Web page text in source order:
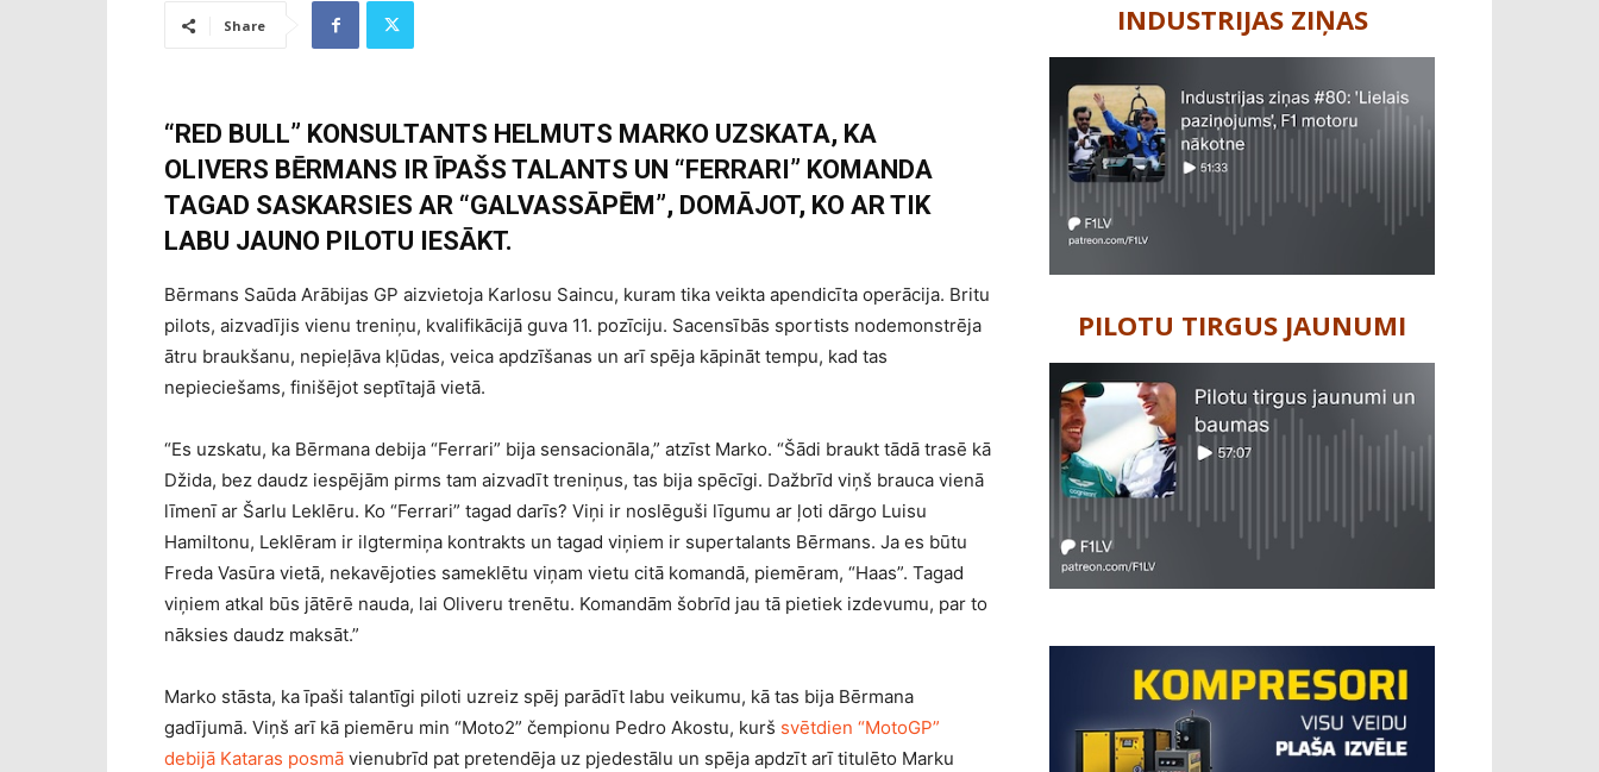
Share
“RED BULL” KONSULTANTS HELMUTS MARKO UZSKATA, KA
OLIVERS BĒRMANS IR ĪPAŠS TALANTS UN “FERRARI” KOMANDA
TAGAD SASKARSIES AR “GALVASSĀPĒM”, DOMĀJOT, KO AR TIK
LABU JAUNO PILOTU IESĀKT.
Bērmans Saūda Arābijas GP aizvietoja Karlosu Saincu, kuram tika veikta apendicīta operācija. Britu
pilots, aizvadījis vienu treniņu, kvalifikācijā guva 11. pozīciju. Sacensībās sportists nodemonstrēja
ātru braukšanu, nepieļāva kļūdas, veica apdzīšanas un arī spēja kāpināt tempu, kad tas
nepieciešams, finišējot septītajā vietā.
“Es uzskatu, ka Bērmana debija “Ferrari” bija sensacionāla,” atzīst Marko. “Šādi braukt tādā trasē kā
Džida, bez daudz iespējām pirms tam aizvadīt treniņus, tas bija spēcīgi. Dažbrīd viņš brauca vienā
līmenī ar Šarlu Leklēru. Ko “Ferrari” tagad darīs? Viņi ir noslēguši līgumu ar ļoti dārgo Luisu
Hamiltonu, Leklēram ir ilgtermiņa kontrakts un tagad viņiem ir supertalants Bērmans. Ja es būtu
Freda Vasūra vietā, nekavējoties sameklētu viņam vietu citā komandā, piemēram, “Haas”. Tagad
viņiem atkal būs jātērē nauda, lai Oliveru trenētu. Komandām šobrīd jau tā pietiek izdevumu, par to
nāksies daudz maksāt.”
Marko stāsta, ka īpaši talantīgi piloti uzreiz spēj parādīt labu veikumu, kā tas bija Bērmana
gadījumā. Viņš arī kā piemēru min “Moto2” čempionu Pedro Akostu, kurš svētdien “MotoGP”
debijā Kataras posmā vienubrīd pat pretendēja uz pjedestālu un spēja apdzīt arī titulēto Marku
INDUSTRIJAS ZIŅAS
PILOTU TIRGUS JAUNUMI